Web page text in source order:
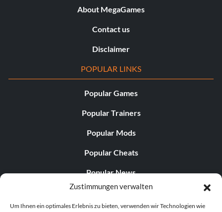
Zustimmungen verwalten
Um Ihnen ein optimales Erlebnis zu bieten, verwenden wir Technologien wie
About MegaGames
Contact us
Disclaimer
POPULAR LINKS
Popular Games
Popular Trainers
Popular Mods
Popular Cheats
Popular News
Popular Editorials